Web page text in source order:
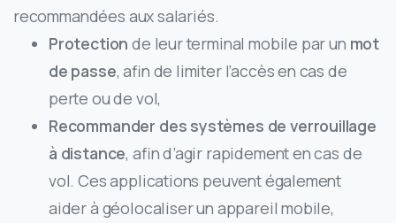
recommandées aux salariés.
Protection de leur terminal mobile par un mot
de passe, afin de limiter l’accès en cas de
perte ou de vol,
Recommander des systèmes de verrouillage
à distance, afin d’agir rapidement en cas de
vol. Ces applications peuvent également
aider à géolocaliser un appareil mobile,